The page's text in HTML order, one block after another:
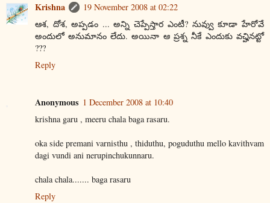
Krishna
19 November 2008 at 02:22
ఆశ, దోశ, అప్పడం ... అన్ని చెప్పేస్తార ఎంటీ? నువ్వు కూడా హేరోవే
అందులో అనుమానం లేదు. అయినా ఆ ప్రశ్న నీకే ఎందుకు వచ్హినట్టో
???
Reply
Anonymous 1 December 2008 at 10:40
krishna garu , meeru chala baga rasaru.
oka side premani varnisthu , thiduthu, poguduthu mello kavithvam
dagi vundi ani nerupinchukunnaru.
chala chala....... baga rasaru
Reply